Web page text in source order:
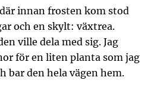
innan frosten kom stod
och en skylt: växtrea.
ville dela med sig. Jag
för en liten planta som jag
bar den hela vägen hem.